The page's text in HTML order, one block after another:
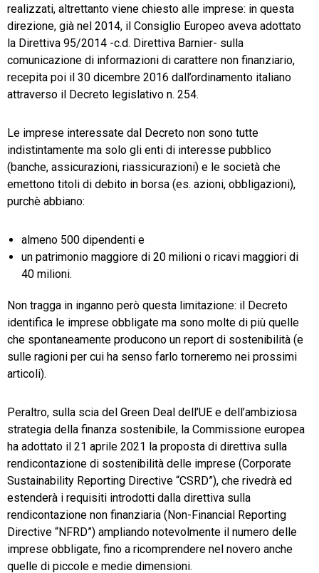
realizzati, altrettanto viene chiesto alle imprese: in questa
direzione, già nel 2014, il Consiglio Europeo aveva adottato
la Direttiva 95/2014 -c.d. Direttiva Barnier- sulla
comunicazione di informazioni di carattere non finanziario,
recepita poi il 30 dicembre 2016 dall’ordinamento italiano
attraverso il Decreto legislativo n. 254.
Le imprese interessate dal Decreto non sono tutte
indistintamente ma solo gli enti di interesse pubblico
(banche, assicurazioni, riassicurazioni) e le società che
emettono titoli di debito in borsa (es. azioni, obbligazioni),
purchè abbiano:
almeno 500 dipendenti e
un patrimonio maggiore di 20 milioni o ricavi maggiori di
40 milioni.
Non tragga in inganno però questa limitazione: il Decreto
identifica le imprese obbligate ma sono molte di più quelle
che spontaneamente producono un report di sostenibilità (e
sulle ragioni per cui ha senso farlo torneremo nei prossimi
articoli).
Peraltro, sulla scia del Green Deal dell’UE e dell’ambiziosa
strategia della finanza sostenibile, la Commissione europea
ha adottato il 21 aprile 2021 la proposta di direttiva sulla
rendicontazione di sostenibilità delle imprese (Corporate
Sustainability Reporting Directive “CSRD”), che rivedrà ed
estenderà i requisiti introdotti dalla direttiva sulla
rendicontazione non finanziaria (Non-Financial Reporting
Directive “NFRD”) ampliando notevolmente il numero delle
imprese obbligate, fino a ricomprendere nel novero anche
quelle di piccole e medie dimensioni.